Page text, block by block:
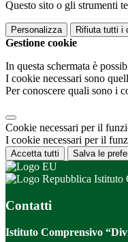
Questo sito o gli strumenti
Personalizza Rifiuta tutti i
Gestione cookie
In questa schermata è
I cookie necessari sono
Per conoscere quali sono i
Cookie necessari per il
I cookie necessari per il
Accetta tutti Salva le
Istituto
Contatti
Istituto Comprensivo